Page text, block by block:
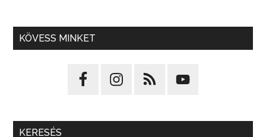
KÖVESS MINKET
KERESÉS